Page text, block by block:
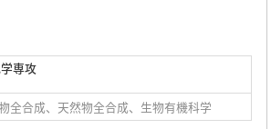
専攻
全合成、天然物全合成、生物有機科学